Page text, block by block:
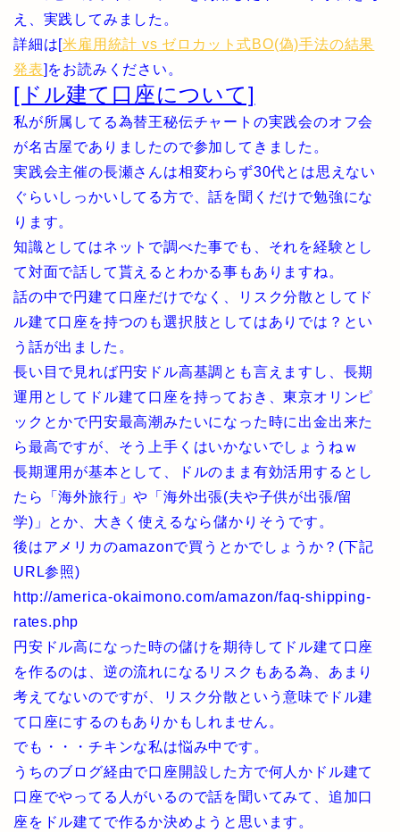
え、実践してみました。
詳細は[米雇用統計 vs ゼロカット式BO(偽)手法の結果
発表]をお読みください。
[ドル建て口座について]
私が所属してる為替王秘伝チャートの実践会のオフ会
が名古屋でありましたので参加してきました。
実践会主催の長瀬さんは相変わらず30代とは思えない
ぐらいしっかいしてる方で、話を聞くだけで勉強にな
ります。
知識としてはネットで調べた事でも、それを経験とし
て対面で話して貰えるとわかる事もありますね。
話の中で円建て口座だけでなく、リスク分散としてド
ル建て口座を持つのも選択肢としてはありでは？とい
う話が出ました。
長い目で見れば円安ドル高基調とも言えますし、長期
運用としてドル建て口座を持っておき、東京オリンピ
ックとかで円安最高潮みたいになった時に出金出来た
ら最高ですが、そう上手くはいかないでしょうねｗ
長期運用が基本として、ドルのまま有効活用するとし
たら「海外旅行」や「海外出張(夫や子供が出張/留
学)」とか、大きく使えるなら儲かりそうです。
後はアメリカのamazonで買うとかでしょうか？(下記
URL参照)
http://america-okaimono.com/amazon/faq-shipping-
rates.php
円安ドル高になった時の儲けを期待してドル建て口座
を作るのは、逆の流れになるリスクもある為、あまり
考えてないのですが、リスク分散という意味でドル建
て口座にするのもありかもしれません。
でも・・・チキンな私は悩み中です。
うちのブログ経由で口座開設した方で何人かドル建て
口座でやってる人がいるので話を聞いてみて、追加口
座をドル建てで作るか決めようと思います。